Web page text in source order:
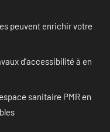
peuvent enrichir votre
d’accessibilité à en
sanitaire PMR en